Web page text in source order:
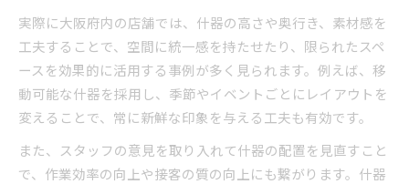
実際に大阪府内の店舗では、什器の高さや奥行き、素材感を
工夫することで、空間に統一感を持たせたり、限られたスペ
ースを効果的に活用する事例が多く見られます。例えば、移
動可能な什器を採用し、季節やイベントごとにレイアウトを
変えることで、常に新鮮な印象を与える工夫も有効です。
また、スタッフの意見を取り入れて什器の配置を見直すこと
で、作業効率の向上や接客の質の向上にも繋がります。什器